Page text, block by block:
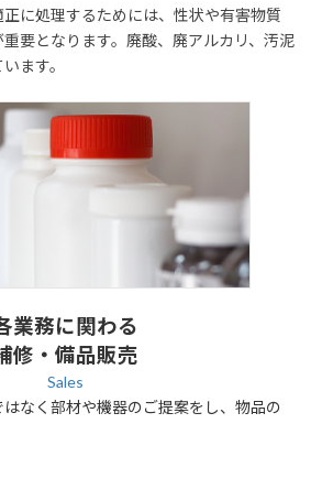
に処理するためには、性状や有害物質
要となります。廃酸、廃アルカリ、汚泥
ます。
業務に関わる
修・備品販売
Sales
なく部材や機器のご提案をし、物品の